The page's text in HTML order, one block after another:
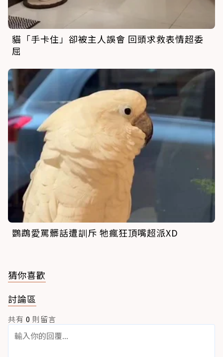
貓「手卡住」卻被主人誤會 回頭求救表情超委
屈
鸚鵡愛罵髒話遭訓斥 牠瘋狂頂嘴超派XD
猜你喜歡
討論區
共有 0 則留言